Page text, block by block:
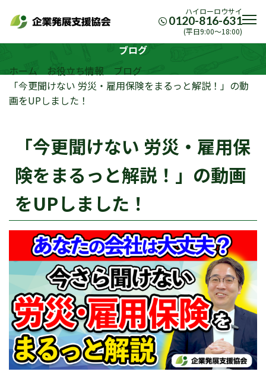
ハイローロウサイ
0120-816-631
(平日9:00〜18:00)
ブログ
ホーム
お役立ち情報
ブログ
「今更聞けない 労災・雇用保険をまるっと解説！」の動
画をUPしました！
「今更聞けない 労災・雇用保
険をまるっと解説！」の動画
をUPしました！